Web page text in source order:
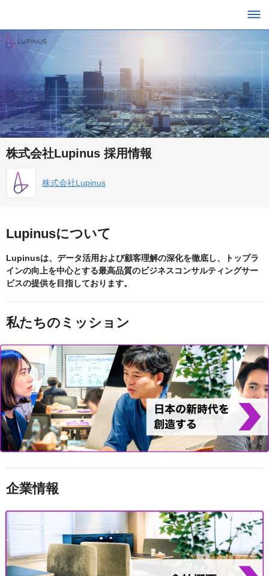
株式会社Lupinus 採用情報
株式会社Lupinus
Lupinusについて
Lupinusは、データ活用および顧客理解の深化を徹底し、トップラ
インの向上を中心とする最高品質のビジネスコンサルティングサー
ビスの提供を目指しております。
私たちのミッション
企業情報